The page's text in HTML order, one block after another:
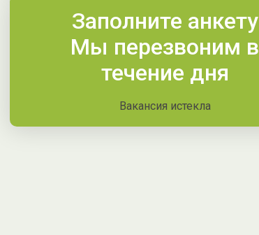
Заполните анкету
Мы перезвоним в
течение дня
Вакансия истекла